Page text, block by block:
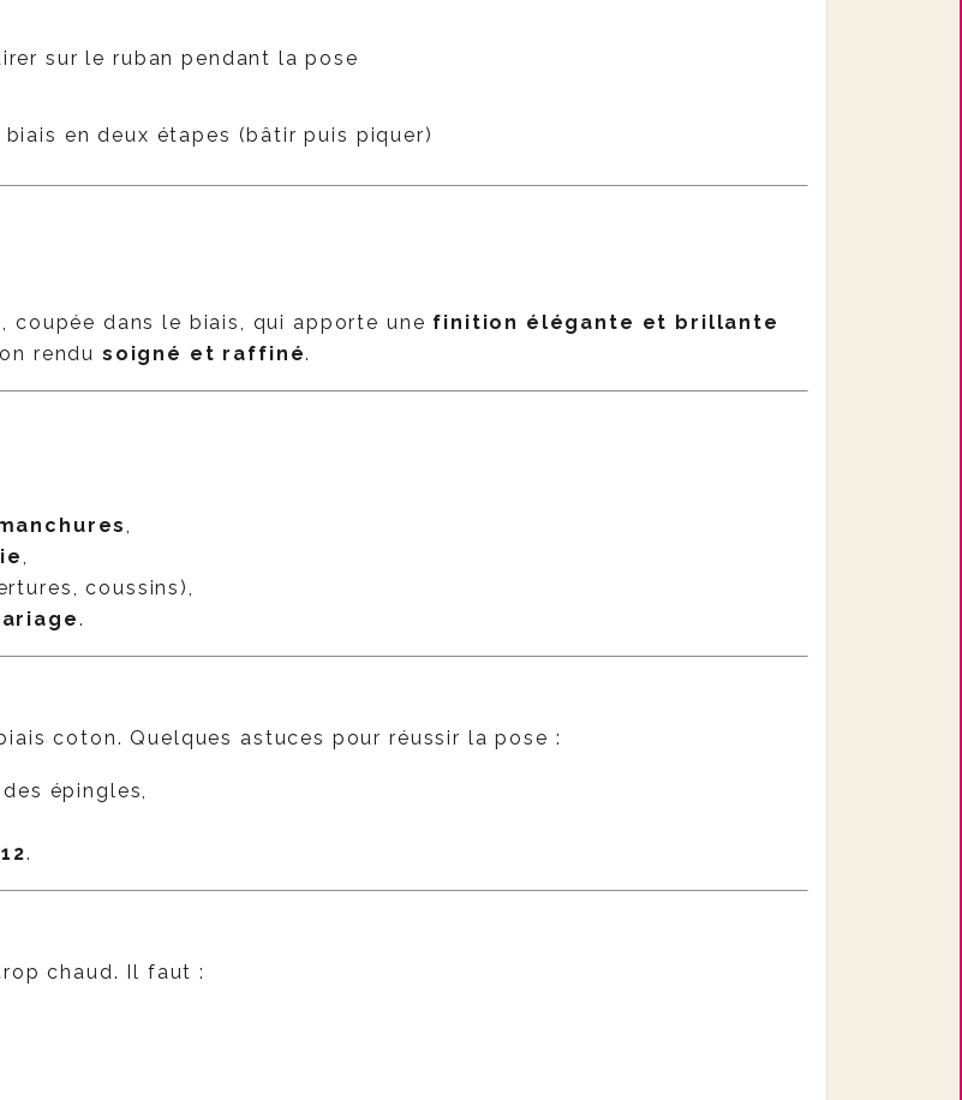
sur le ruban pendant la pose
biais en deux étapes (bâtir puis piquer)
coupée dans le biais, qui apporte une finition élégante et brillante
rendu soigné et raffiné.
,
,
coussins),
.
coton. Quelques astuces pour réussir la pose :
épingles,
.
chaud. Il faut :